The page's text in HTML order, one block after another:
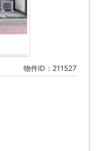
物件ID：211527